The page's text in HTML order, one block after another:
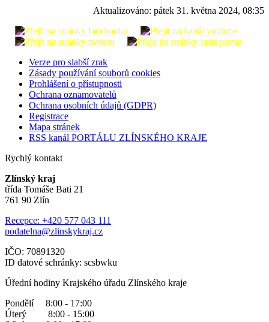
Aktualizováno: pátek 31. května 2024, 08:35
Verze pro slabší zrak
Zásady používání souborů cookies
Prohlášení o přístupnosti
Ochrana oznamovatelů
Ochrana osobních údajů (GDPR)
Registrace
Mapa stránek
RSS kanál PORTÁLU ZLÍNSKÉHO KRAJE
Rychlý kontakt
Zlínský kraj
třída Tomáše Bati 21
761 90 Zlín
Recepce: +420 577 043 111
podatelna@zlinskykraj.cz
IČO: 70891320
ID datové schránky: scsbwku
Úřední hodiny Krajského úřadu Zlínského kraje
Pondělí 8:00 - 17:00
Úterý 8:00 - 15:00